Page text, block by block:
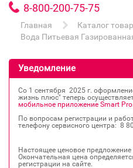
8-800-200-75-75
Главная
Каталог
Вода Питьевая
Уведомление
Со 1 сентября 2025 г.
жизнь плюс" теперь
мобильное приложение Smart Pro
По вопросам регистрации и
телефону сервисного центра: 8
Настоящее ценовое
Окончательная цена
регистрации на сайте.